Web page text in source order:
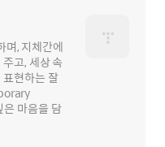
, 지체간에
고, 세상 속
현하는 잘
마음을 담